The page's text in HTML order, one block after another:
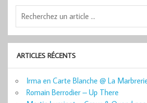
ARTICLES RÉCENTS
Irma en Carte Blanche @ La
Romain Berrodier – Up There